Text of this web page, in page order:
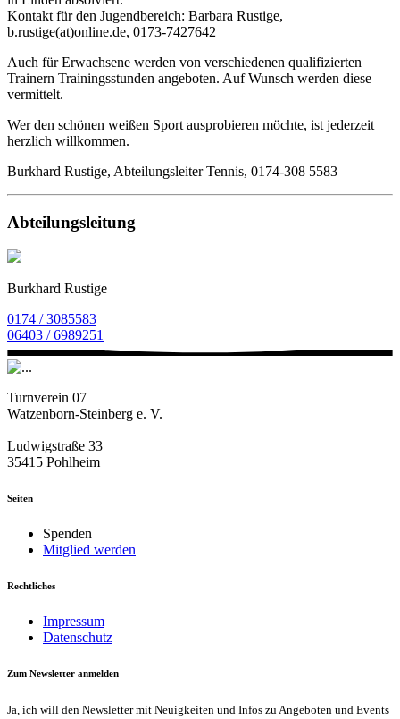
Kontakt für den Jugendbereich: Barbara Rustige,
b.rustige(at)online.de, 0173-7427642
Auch für Erwachsene werden von verschiedenen qualifizierten
Trainern Trainingsstunden angeboten. Auf Wunsch werden diese
vermittelt.
Wer den schönen weißen Sport ausprobieren möchte, ist jederzeit
herzlich willkommen.
Burkhard Rustige, Abteilungsleiter Tennis, 0174-308 5583
Abteilungsleitung
Burkhard Rustige
0174 / 3085583
06403 / 6989251
Turnverein 07
Watzenborn-Steinberg e. V.
Ludwigstraße 33
35415 Pohlheim
Seiten
Spenden
Mitglied werden
Rechtliches
Impressum
Datenschutz
Zum Newsletter anmelden
Ja, ich will den Newsletter mit Neuigkeiten und Infos zu Angeboten und Events